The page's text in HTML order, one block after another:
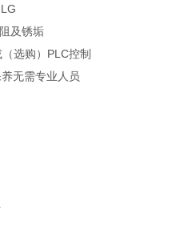
及锈垢
选购）PLC控制
无需专业人员